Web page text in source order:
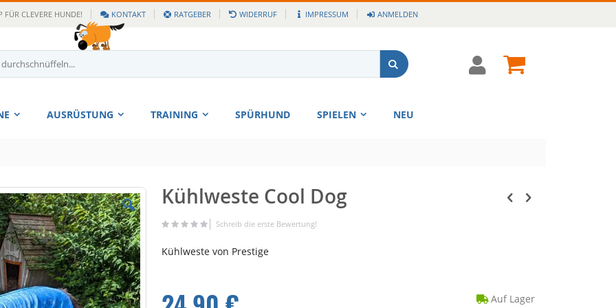
CLEVERE HUNDE! KONTAKT RATGEBER WIDERRUF IMPRESSUM ANMELDEN
Suche Cart
AUSRÜSTUNG TRAINING SPÜRHUND SPIELEN NEU
Zum
springen
Kühlweste Cool Dog
Schreib die erste Bewertung!
Kühlweste von Prestige
Auf Lager